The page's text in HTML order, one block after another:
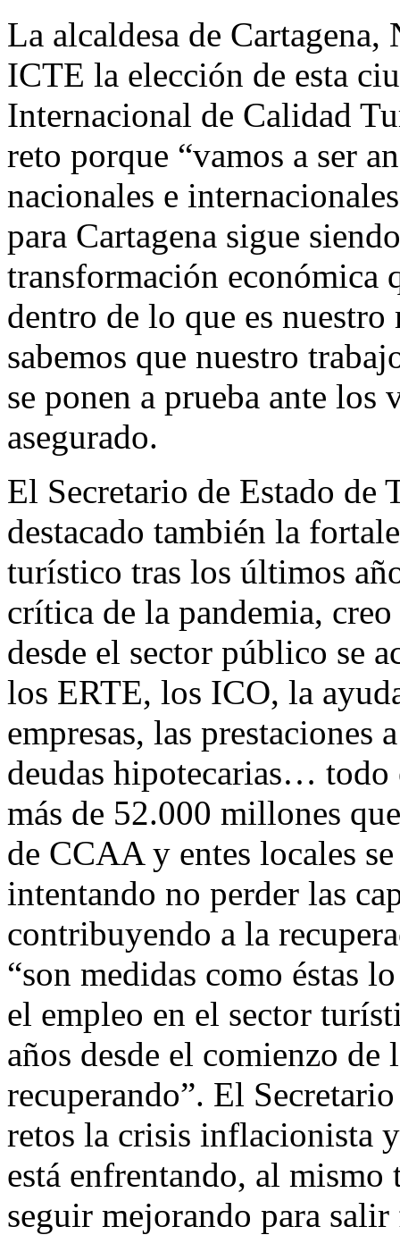
La alcaldesa de
ICTE la elección de esta
Internacional de Calidad
reto porque “vamos a ser
nacionales e
para Cartagena sigue
transformación económica
dentro de lo que es
sabemos que nuestro
se ponen a prueba ante los
asegurado.
El Secretario de Estado de
destacado también la
turístico tras los últimos
crítica de la pandemia,
desde el sector público se
los ERTE, los ICO, la
empresas, las prestaciones
deudas hipotecarias… todo
más de 52.000 millones
de CCAA y entes locales
intentando no perder las
contribuyendo a la
“son medidas como éstas
el empleo en el sector
años desde el comienzo de
recuperando”. El
retos la crisis inflacionista
está enfrentando, al
seguir mejorando para